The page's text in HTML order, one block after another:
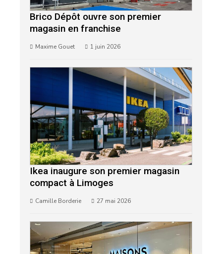
Brico Dépôt ouvre son premier
magasin en franchise
Maxime Gouet 1 juin 2026
Ikea inaugure son premier magasin
compact à Limoges
Camille Borderie 27 mai 2026